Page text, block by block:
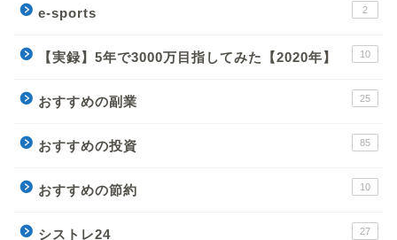
e-sports 2
【実録】5年で3000万目指してみた【2020年】 10
おすすめの副業 25
おすすめの投資 85
おすすめの節約 10
シストレ24 27